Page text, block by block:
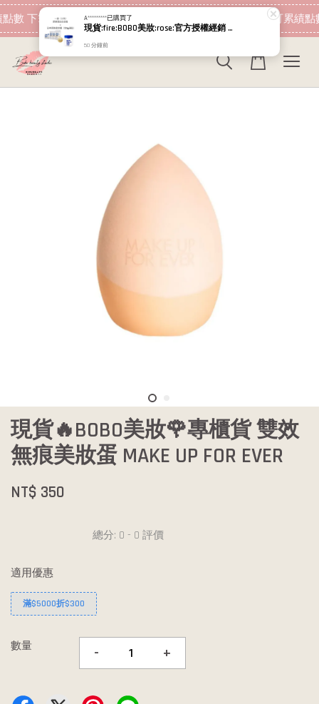
數 下筆消費即可折抵 現在去購物！ 加入會員 消費即可累績點
現貨🔥BOBO美妝🌹專櫃貨 雙效
無痕美妝蛋 MAKE UP FOR EVER
NT$ 350
總分: 0 - 0 評價
適用優惠
滿$5000折$300
數量 - +
A*********已購買了
現貨:fire:BOBO美妝:rose:官方授權經銷 日本NIPPI 日本製100%純膠原蛋白胜肽白金版 1盒3袋(附5g湯匙) 易吸收
50 分鐘前